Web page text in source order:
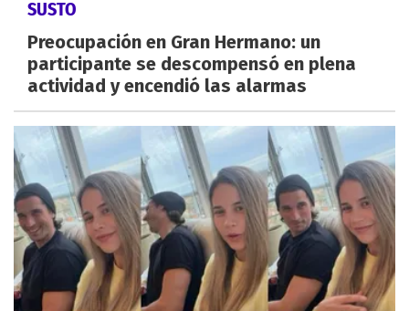
SUSTO
Preocupación en Gran Hermano: un
participante se descompensó en plena
actividad y encendió las alarmas